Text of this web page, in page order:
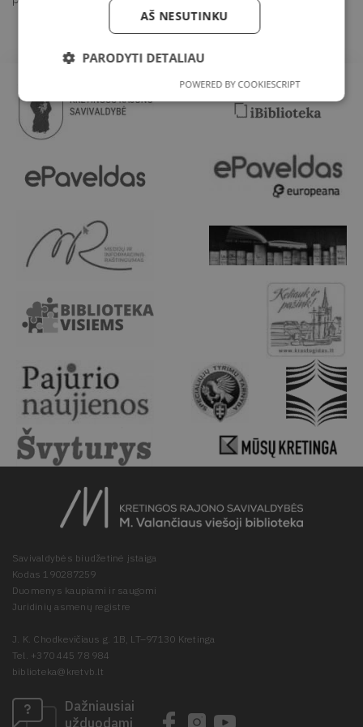
Savivaldybės biudžetinė įstaiga
Kodas 190287259
Duomenys kaupiami ir saugomi
Juridinių asmenų registre
J. K. Chodkevičiaus g. 1B, LT–97130 Kretinga
Tel. +370 445 78 984
biblioteka@kretvb.lt
Dažniausiai
užduodami
AŠ NESUTINKU
PARODYTI DETALIAU
POWERED BY COOKIESCRIPT